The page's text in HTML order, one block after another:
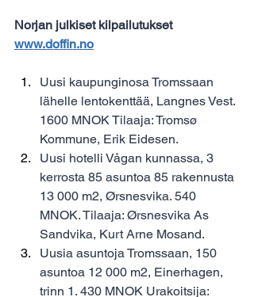
Norjan julkiset kilpailutukset
www.doffin.no
Uusi kaupunginosa Tromssaan
lähelle lentokenttää, Langnes Vest.
1600 MNOK Tilaaja: Tromsø
Kommune, Erik Eidesen.
Uusi hotelli Vågan kunnassa, 3
kerrosta 85 asuntoa 85 rakennusta
13 000 m2, Ørsnesvika. 540
MNOK. Tilaaja: Ørsnesvika As
Sandvika, Kurt Arne Mosand.
Uusia asuntoja Tromssaan, 150
asuntoa 12 000 m2, Einerhagen,
trinn 1. 430 MNOK Urakoitsija: